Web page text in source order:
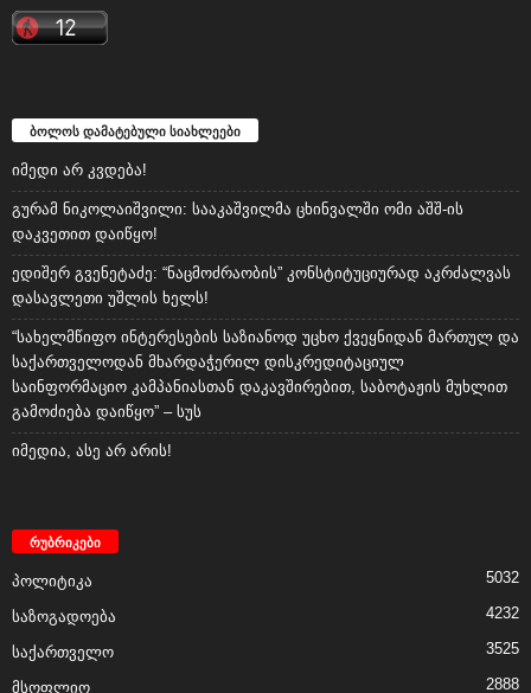
ბოლოს დამატებული სიახლეები
იმედი არ კვდება!
გურამ ნიკოლაიშვილი: სააკაშვილმა ცხინვალში ომი აშშ-ის
დაკვეთით დაიწყო!
ედიშერ გვენეტაძე: “ნაცმოძრაობის” კონსტიტუციურად აკრძალვას
დასავლეთი უშლის ხელს!
“სახელმწიფო ინტერესების საზიანოდ უცხო ქვეყნიდან მართულ და
საქართველოდან მხარდაჭერილ დისკრედიტაციულ
საინფორმაციო კამპანიასთან დაკავშირებით, საბოტაჟის მუხლით
გამოძიება დაიწყო” – სუს
იმედია, ასე არ არის!
რუბრიკები
პოლიტიკა 5032
საზოგადოება 4232
საქართველო 3525
მსოფლიო 2888